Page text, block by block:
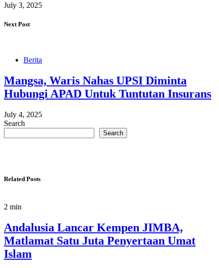
July 3, 2025
Next Post
Berita
Mangsa, Waris Nahas UPSI Diminta
Hubungi APAD Untuk Tuntutan Insurans
July 4, 2025
Search
Search
Related Posts
2 min
Andalusia Lancar Kempen JIMBA,
Matlamat Satu Juta Penyertaan Umat
Islam